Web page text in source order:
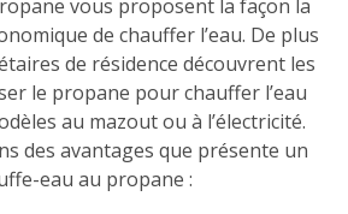
vous proposent la façon la
de chauffer l’eau. De plus
de résidence découvrent les
le propane pour chauffer l’eau
au mazout ou à l’électricité.
des avantages que présente un
eau au propane :